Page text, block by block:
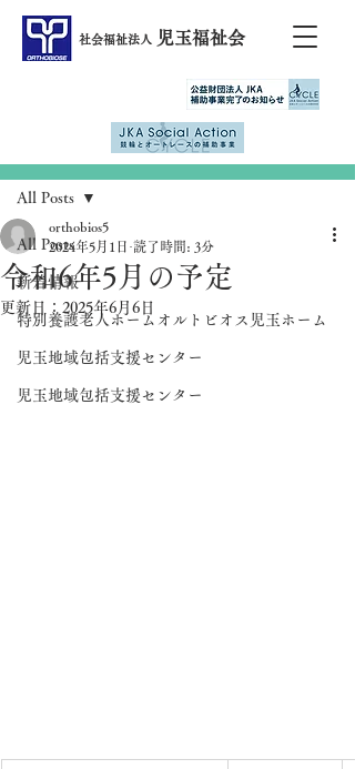
社会福祉法人 児玉福祉会
All Posts
新着情報
特別養護老人ホームオルトビオス児玉ホーム
児玉地域包括支援センター
児玉地域包括支援センター
All Posts
令和6年5月の予定
orthobios5
2024年5月1日 読了時間: 3分
更新日： 2025年6月6日